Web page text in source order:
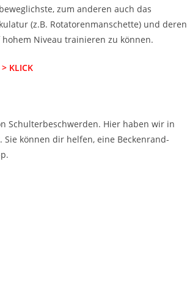
zum anderen auch das
(z.B. Rotatorenmanschette) und deren
Niveau trainieren zu können.
KLICK
Schulterbeschwerden. Hier haben wir in
können dir helfen, eine Beckenrand-